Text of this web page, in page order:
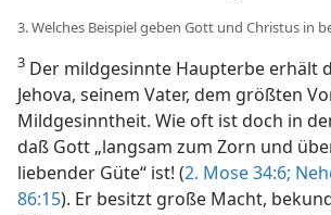
3. Welches Beispiel geben Gott und Christus in
3 Der mildgesinnte Haupterbe erhält
Jehova, seinem Vater, dem größten
Mildgesinntheit. Wie oft ist doch in
daß Gott „langsam zum Zorn und
liebender Güte“ ist! (2. Mose 34:6;
86:15). Er besitzt große Macht,